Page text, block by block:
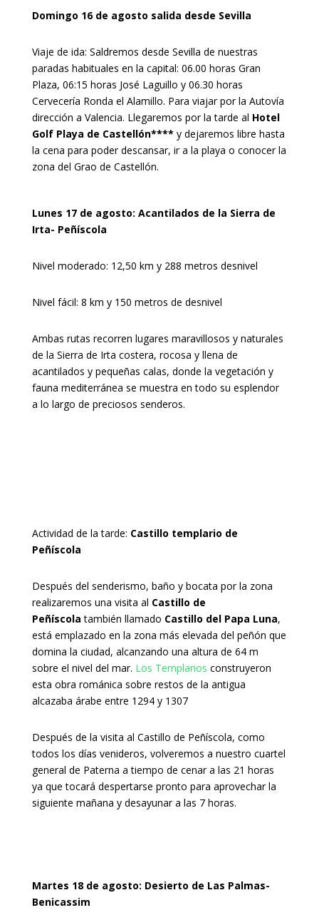
Domingo 16 de agosto salida desde Sevilla
Viaje de ida: Saldremos desde Sevilla de nuestras
paradas habituales en la capital: 06.00 horas Gran
Plaza, 06:15 horas José Laguillo y 06.30 horas
Cervecería Ronda el Alamillo. Para viajar por la Autovía
dirección a Valencia. Llegaremos por la tarde al Hotel
Golf Playa de Castellón**** y dejaremos libre hasta
la cena para poder descansar, ir a la playa o conocer la
zona del Grao de Castellón.
Lunes 17 de agosto: Acantilados de la Sierra de
Irta- Peñíscola
Nivel moderado: 12,50 km y 288 metros desnivel
Nivel fácil: 8 km y 150 metros de desnivel
Ambas rutas recorren lugares maravillosos y naturales
de la Sierra de Irta costera, rocosa y llena de
acantilados y pequeñas calas, donde la vegetación y
fauna mediterránea se muestra en todo su esplendor
a lo largo de preciosos senderos.
Actividad de la tarde: Castillo templario de
Peñíscola
Después del senderismo, baño y bocata por la zona
realizaremos una visita al Castillo de
Peñíscolatambién llamado Castillo del Papa Luna,
está emplazado en la zona más elevada del peñón que
domina la ciudad, alcanzando una altura de 64 m
sobre el nivel del mar. Los Templarios construyeron
esta obra románica sobre restos de la antigua
alcazaba árabe entre 1294 y 1307
Después de la visita al Castillo de Peñíscola, como
todos los días venideros, volveremos a nuestro cuartel
general de Paterna a tiempo de cenar a las 21 horas
ya que tocará despertarse pronto para aprovechar la
siguiente mañana y desayunar a las 7 horas.
Martes 18 de agosto: Desierto de Las Palmas-
Benicassim